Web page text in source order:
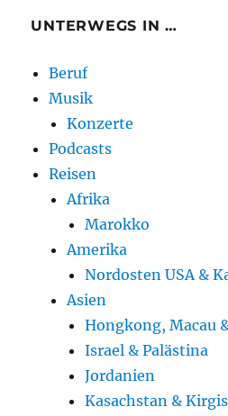
UNTERWEGS IN …
Beruf
Musik
Konzerte
Podcasts
Reisen
Afrika
Marokko
Amerika
Nordosten USA &
Asien
Hongkong, Macau
Israel & Palästina
Jordanien
Kasachstan &